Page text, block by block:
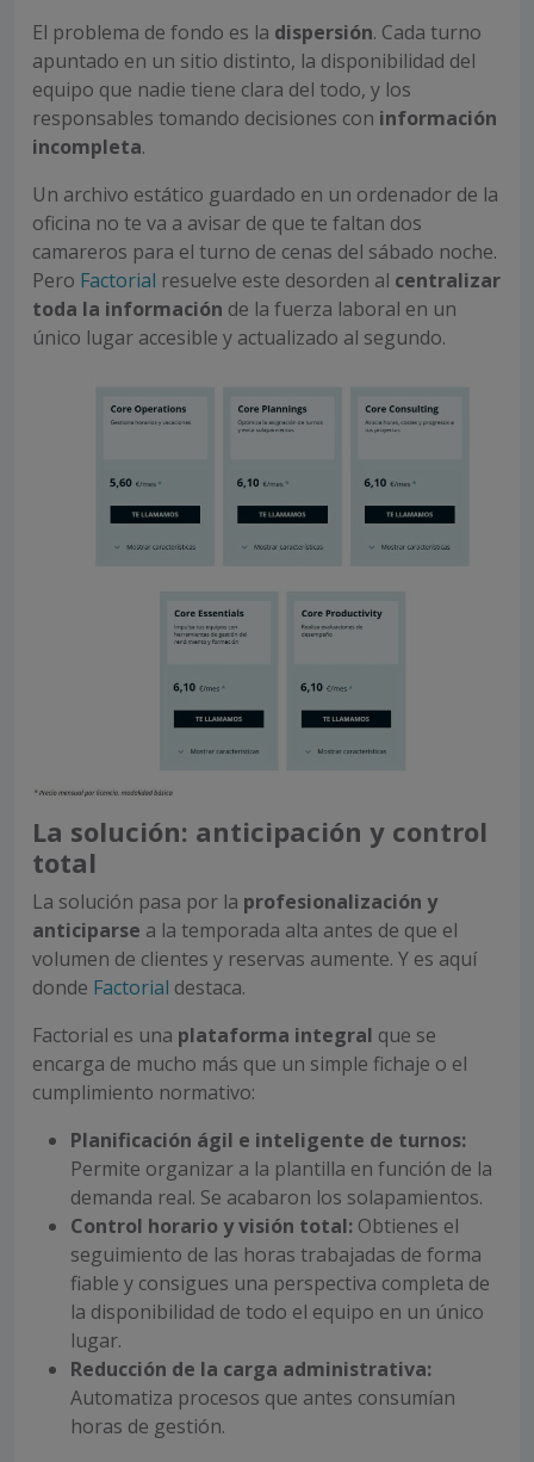
El problema de fondo es la dispersión. Cada turno
apuntado en un sitio distinto, la disponibilidad del
equipo que nadie tiene clara del todo, y los
responsables tomando decisiones con información
incompleta.
Un archivo estático guardado en un ordenador de la
oficina no te va a avisar de que te faltan dos
camareros para el turno de cenas del sábado noche.
Pero Factorial resuelve este desorden al centralizar
toda la información de la fuerza laboral en un
único lugar accesible y actualizado al segundo.
La solución: anticipación y control
total
La solución pasa por la profesionalización y
anticiparse a la temporada alta antes de que el
volumen de clientes y reservas aumente. Y es aquí
donde Factorial destaca.
Factorial es una plataforma integral que se
encarga de mucho más que un simple fichaje o el
cumplimiento normativo:
Planificación ágil e inteligente de turnos:
Permite organizar a la plantilla en función de la
demanda real. Se acabaron los solapamientos.
Control horario y visión total: Obtienes el
seguimiento de las horas trabajadas de forma
fiable y consigues una perspectiva completa de
la disponibilidad de todo el equipo en un único
lugar.
Reducción de la carga administrativa:
Automatiza procesos que antes consumían
horas de gestión.